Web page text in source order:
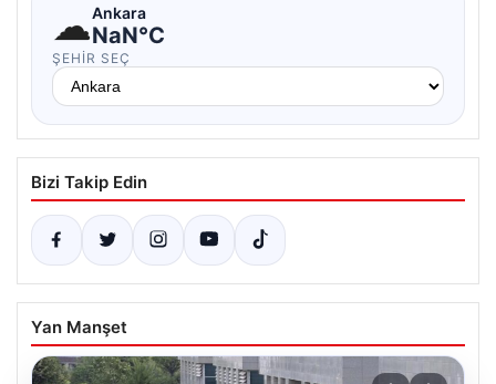
☁Ankara
NaN°C
ŞEHIR SEÇ
Bizi Takip Edin
Yan Manşet